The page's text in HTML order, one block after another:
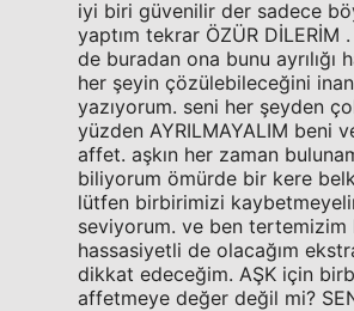
iyi biri güvenilir der sadece
yaptım tekrar ÖZÜR DİLERİM
de buradan ona bunu ayrılığı
her şeyin çözülebileceğini
yazıyorum. seni her şeyden
yüzden AYRILMAYALIM beni
affet. aşkın her zaman
biliyorum ömürde bir kere
lütfen birbirimizi
seviyorum. ve ben tertemizim
hassasiyetli de olacağım
dikkat edeceğim. AŞK için
affetmeye değer değil mi?